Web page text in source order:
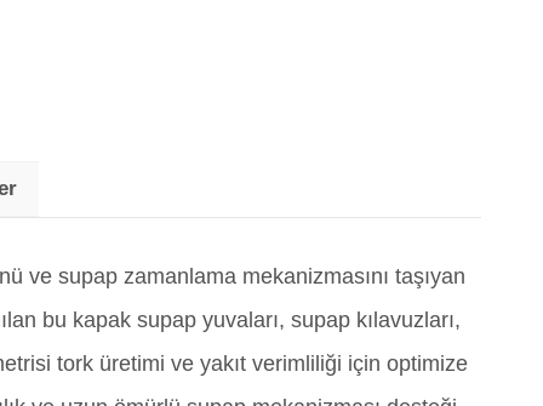
ve supap zamanlama mekanizmasını taşıyan
bu kapak supap yuvaları, supap kılavuzları,
tork üretimi ve yakıt verimliliği için optimize